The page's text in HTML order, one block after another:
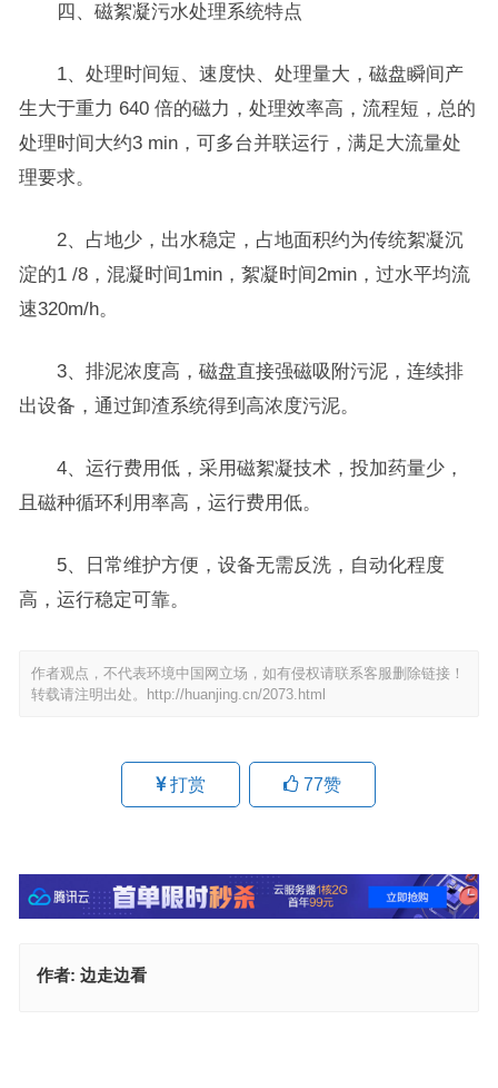
四、磁絮凝污水处理系统特点
1、处理时间短、速度快、处理量大，磁盘瞬间产
生大于重力 640 倍的磁力，处理效率高，流程短，总的
处理时间大约3 min，可多台并联运行，满足大流量处
理要求。
2、占地少，出水稳定，占地面积约为传统絮凝沉
淀的1 /8，混凝时间1min，絮凝时间2min，过水平均流
速320m/h。
3、排泥浓度高，磁盘直接强磁吸附污泥，连续排
出设备，通过卸渣系统得到高浓度污泥。
4、运行费用低，采用磁絮凝技术，投加药量少，
且磁种循环利用率高，运行费用低。
5、日常维护方便，设备无需反洗，自动化程度
高，运行稳定可靠。
作者观点，不代表环境中国网立场，如有侵权请联系客服删除链接！
转载请注明出处。
http://huanjing.cn/2073.html
打赏 77赞
作者: 边走边看